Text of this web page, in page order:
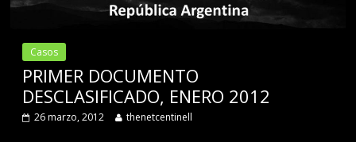
Casos
PRIMER DOCUMENTO
DESCLASIFICADO, ENERO 2012
26 marzo, 2012 thenetcentinell